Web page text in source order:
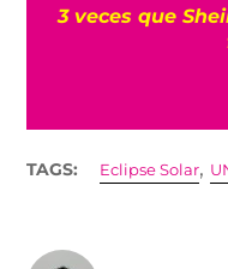
Échale un ojo a
líneas 4, 5 y
TAGS: Eclipse Solar,